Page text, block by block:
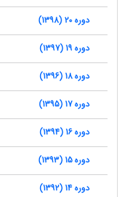
دوره 20 (1398)
دوره 19 (1397)
دوره 18 (1396)
دوره 17 (1395)
دوره 16 (1394)
دوره 15 (1393)
دوره 14 (1392)